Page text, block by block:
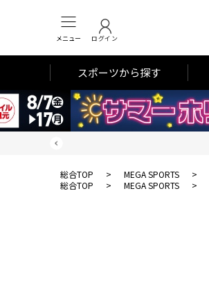
メニュー ログイン
スポーツから探す
総合TOP > MEGA SPORTS >
総合TOP
> MEGA SPORTS >